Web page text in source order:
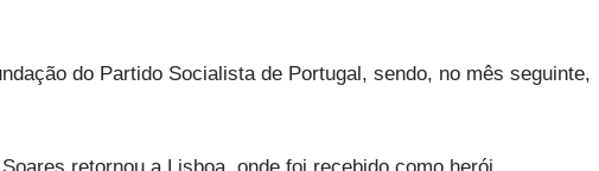
do Partido Socialista de Portugal, sendo, no mês seguinte,